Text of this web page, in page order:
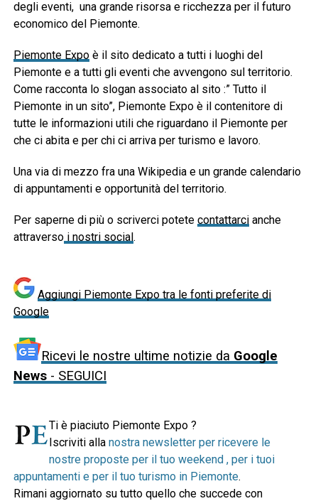
degli eventi, una grande risorsa e ricchezza per il futuro
economico del Piemonte.
Piemonte Expoè il sito dedicato a tutti i luoghi del
Piemonte e a tutti gli eventi che avvengono sul territorio.
Come racconta lo slogan associato al sito :” Tutto il
Piemonte in un sito”, Piemonte Expo è il contenitore di
tutte le informazioni utili che riguardano il Piemonte per
che ci abita e per chi ci arriva per turismo e lavoro.
Una via di mezzo fra una Wikipedia e un grande calendario
di appuntamenti e opportunità del territorio.
Per saperne di più o scriverci potete contattarcianche
attraversoi nostri social.
Aggiungi Piemonte Expo tra le fonti preferite di
Google
Ricevi le nostre ultime notizie da Google
News- SEGUICI
Ti è piaciuto Piemonte Expo ?
Iscriviti alla nostra newsletter per ricevere le
nostre proposte per il tuo weekend , per i tuoi
appuntamenti e per il tuo turismo in Piemonte.
Rimani aggiornato su tutto quello che succede con